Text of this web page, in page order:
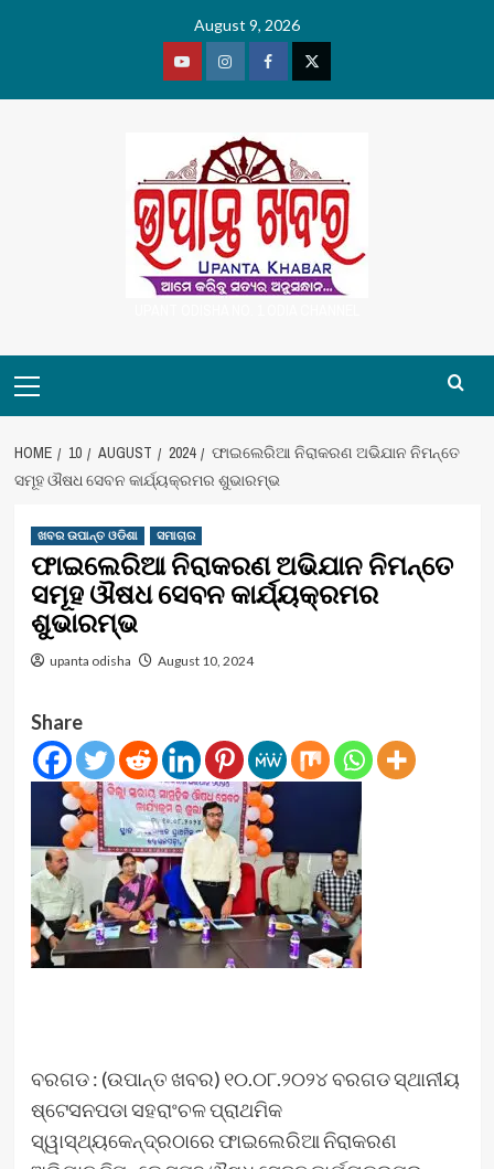
August 9, 2026
YoutubeVimeoFacebookTwitter
Menu
HOME 10 AUGUST 2024
ଫାଇଲେରିଆ ନିରାକରଣ ଅଭିଯାନ ନିମନ୍ତେ
ସମୂହ ଔଷଧ ସେବନ କାର୍ଯ୍ୟକ୍ରମର ଶୁଭାରମ୍ଭ
ଖବର ଉପାନ୍ତ ଓଡିଶା ସମାଚାର
ଫାଇଲେରିଆ ନିରାକରଣ ଅଭିଯାନ ନିମନ୍ତେ
ସମୂହ ଔଷଧ ସେବନ କାର୍ଯ୍ୟକ୍ରମର
ଶୁଭାରମ୍ଭ
upanta odisha August 10, 2024
Share
ବରଗଡ : (ଉପାନ୍ତ ଖବର) ୧୦.୦୮.୨୦୨୪ ବରଗଡ ସ୍ଥାନୀୟ
ଷ୍ଟେସନପଡା ସହରାଂଚଳ ପ୍ରାଥମିକ
ସ୍ୱାସ୍ଥ୍ୟକେନ୍ଦ୍ରଠାରେ ଫାଇଲେରିଆ ନିରାକରଣ